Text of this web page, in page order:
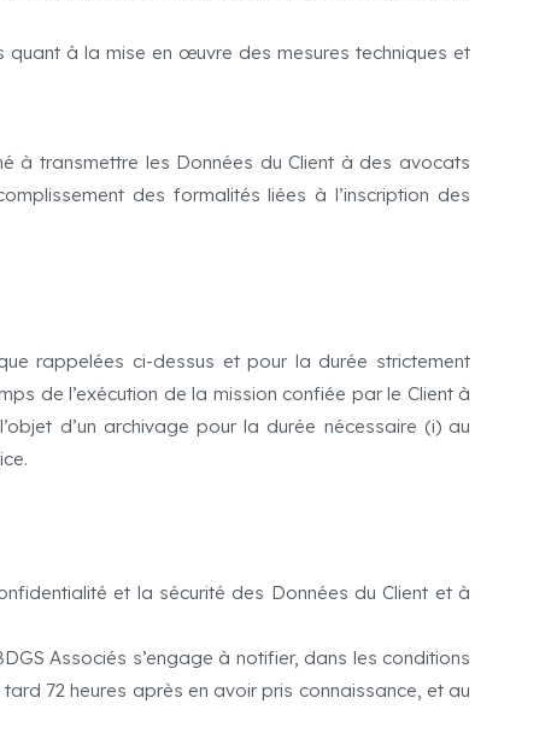
quant à la mise en œuvre des mesures techniques et
à transmettre les Données du Client à des avocats
des formalités liées à l’inscription des
rappelées ci-dessus et pour la durée strictement
de l’exécution de la mission confiée par le Client à
d’un archivage pour la durée nécessaire (i) au
et la sécurité des Données du Client et à
Associés s’engage à notifier, dans les conditions
72 heures après en avoir pris connaissance, et au